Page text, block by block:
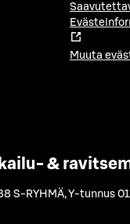
Muuta
&
S-RYHMÄ,Y-tunnus